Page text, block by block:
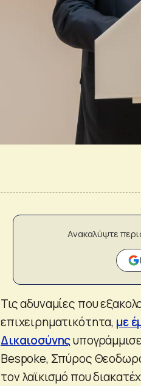
Ανακαλύψτε
Τις αδυναμίες που
επιχειρηματικότητα, με
Δικαιοσύνης
Bespoke, Σπύρος
τον λαϊκισμό που